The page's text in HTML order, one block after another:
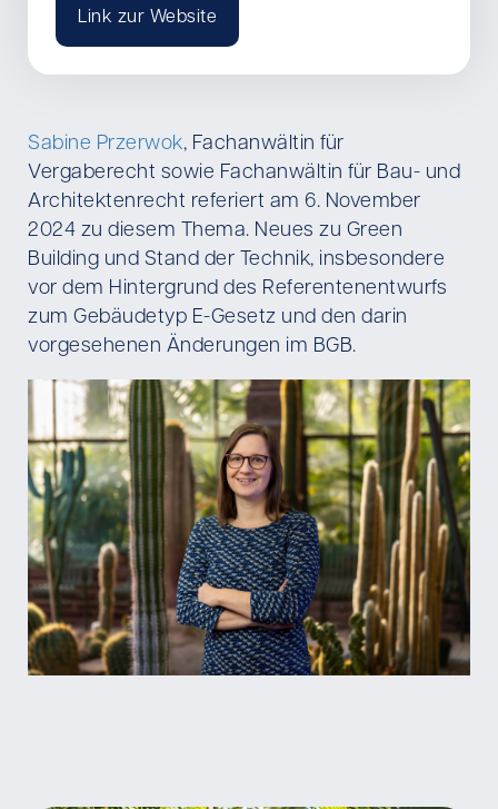
Sabine Przerwok, Fachanwältin für
Vergaberecht sowie Fachanwältin für Bau- und
Architektenrecht referiert am 6. November
2024 zu diesem Thema. Neues zu Green
Building und Stand der Technik, insbesondere
vor dem Hintergrund des Referentenentwurfs
zum Gebäudetyp E-Gesetz und den darin
vorgesehenen Änderungen im BGB.
Link zur Website